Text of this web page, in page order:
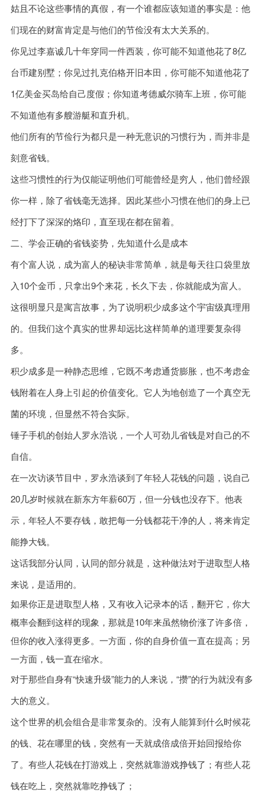
姑且不论这些事情的真假，有一个谁都应该知道的事实是：他
们现在的财富肯定是与他们的节俭没有太大关系的。
你见过李嘉诚几十年穿同一件西装，你可能不知道他花了8亿
台币建别墅；你见过扎克伯格开旧本田，你可能不知道他花了
1亿美金买岛给自己度假；你知道考德威尔骑车上班，你可能
不知道他有多艘游艇和直升机。
他们所有的节俭行为都只是一种无意识的习惯行为，而并非是
刻意省钱。
这些习惯性的行为仅能证明他们可能曾经是穷人，他们曾经跟
你一样，除了省钱毫无选择。因此某些小习惯在他们的身上已
经打下了深深的烙印，直至现在都在留着。
二、学会正确的省钱姿势，先知道什么是成本
有个富人说，成为富人的秘诀非常简单，就是每天往口袋里放
入10个金币，只拿出9个来花，长久下去，你就能成为富人。
这很明显只是寓言故事，为了说明积少成多这个宇宙级真理用
的。但我们这个真实的世界却远比这样简单的道理要复杂得
多。
积少成多是一种静态思维，它既不考虑通货膨胀，也不考虑金
钱附着在人身上引起的价值变化。它人为地创造了一个真空无
菌的环境，但显然不符合实际。
锤子手机的创始人罗永浩说，一个人可劲儿省钱是对自己的不
自信。
在一次访谈节目中，罗永浩谈到了年轻人花钱的问题，说自己
20几岁时候就在新东方年薪60万，但一分钱也没存下。他表
示，年轻人不要存钱，敢把每一分钱都花干净的人，将来肯定
能挣大钱。
这话我部分认同，认同的部分就是，这种做法对于进取型人格
来说，是适用的。
如果你正是进取型人格，又有收入记录本的话，翻开它，你大
概率会翻到这样的现象，那就是10年来虽然物价涨了许多倍，
但你的收入涨得更多。一方面，你的自身价值一直在提高；另
一方面，钱一直在缩水。
对于那些自身有“快速升级”能力的人来说，“攒”的行为就没有多
大的意义。
这个世界的机会组合是非常复杂的。没有人能算到什么时候花
的钱、花在哪里的钱，突然有一天就成倍成倍开始回报给你
了。有些人花钱在打游戏上，突然就靠游戏挣钱了；有些人花
钱在吃上，突然就靠吃挣钱了；